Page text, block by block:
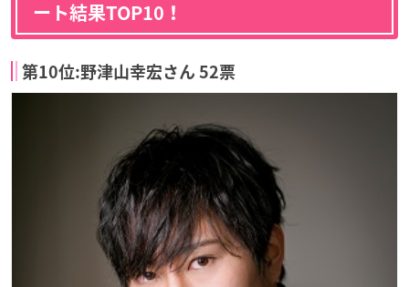
ート結果TOP10！
第10位:野津山幸宏さん 52票